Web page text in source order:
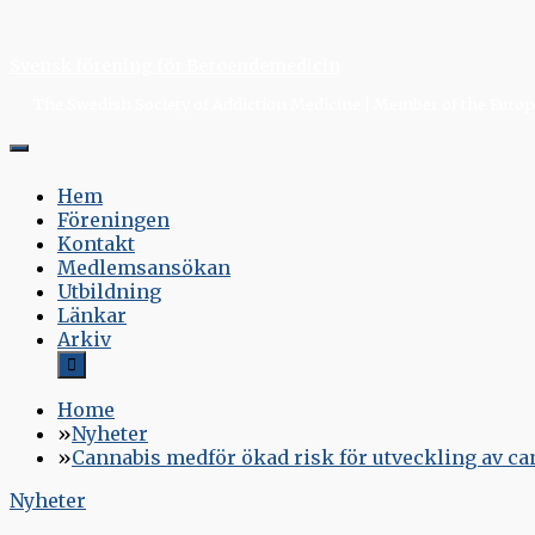
Hem
Föreningen
Kontakt
Medlemsansökan
Utbildning
Länkar
Arkiv
Home
Nyheter
Cannabis medför ökad risk för utveckling av
Nyheter